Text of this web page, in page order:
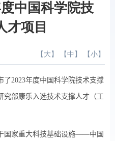
中国科学院技
才项目
【 大 】 【 中 】 【 小 】
了2023年度中国科学院技术支撑
究部康乐入选技术支撑人才（工
国家重大科技基础设施——中国